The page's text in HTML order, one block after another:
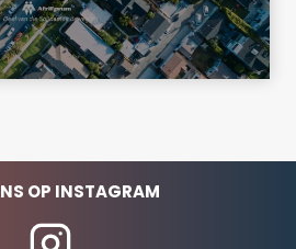
OP INSTAGRAM